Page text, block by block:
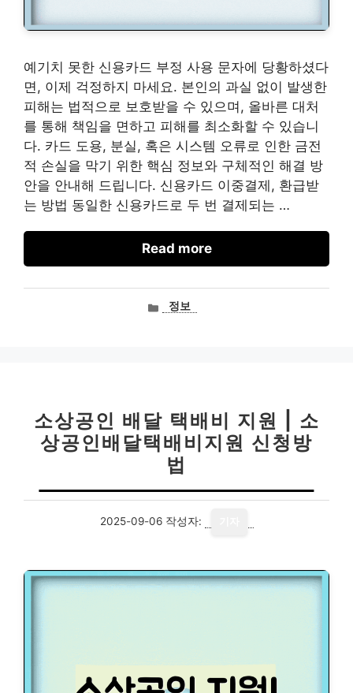
예기치 못한 신용카드 부정 사용 문자에 당황하셨다
면, 이제 걱정하지 마세요. 본인의 과실 없이 발생한
피해는 법적으로 보호받을 수 있으며, 올바른 대처
를 통해 책임을 면하고 피해를 최소화할 수 있습니
다. 카드 도용, 분실, 혹은 시스템 오류로 인한 금전
적 손실을 막기 위한 핵심 정보와 구체적인 해결 방
안을 안내해 드립니다. 신용카드 이중결제, 환급받
는 방법 동일한 신용카드로 두 번 결제되는 …
Read more
카정보
소상공인 배달 택배비 지원 | 소
상공인배달택배비지원 신청방
법
2025-09-06 작성자: